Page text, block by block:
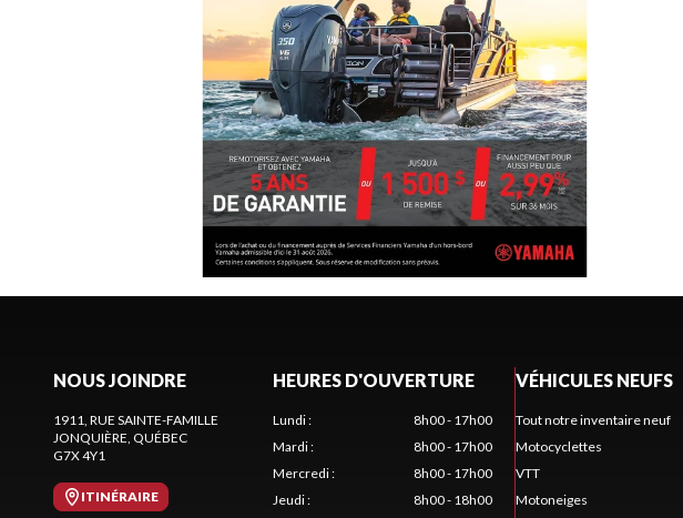
NOUS JOINDRE
1911, RUE SAINTE-FAMILLE
JONQUIÈRE , QUÉBEC
G7X 4Y1
ITINÉRAIRE
HEURES D'OUVERTURE
Lundi:
8h00 - 17h00
Mardi:
8h00 - 17h00
Mercredi:
8h00 - 17h00
Jeudi:
8h00 - 18h00
VÉHICULES NEUFS
Tout notre inventaire neuf
Motocyclettes
VTT
Motoneiges